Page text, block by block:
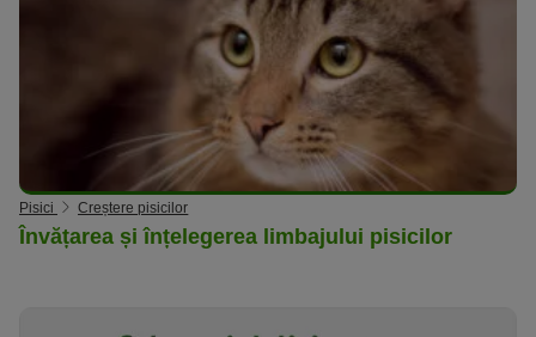
Pisici Creștere pisicilor
Învățarea și înțelegerea limbajului pisicilor